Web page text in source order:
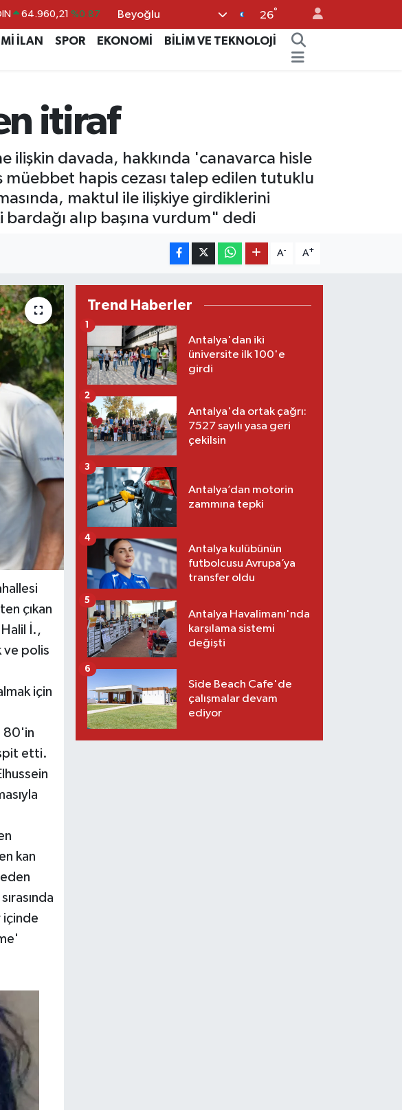
47,7436 %0.18
55,2510 %0.32
13.779 %-14
Beyoğlu 26°
İLAN SPOR EKONOMİ
BİLİM VE TEKNOLOJİ
itiraf
ilişkin davada, hakkında 'canavarca hisle
müebbet hapis cezası talep edilen tutuklu
maktul ile ilişkiye girdiklerini
bardağı alıp başına vurdum" dedi
A- A+
çıkan
İ.,
ve polis
için
80'in
etti.
kan
içinde
Trend Haberler
Antalya'dan iki
üniversite ilk 100'e
girdi
1
Antalya'da ortak çağrı:
7527 sayılı yasa geri
çekilsin
2
Antalya’dan motorin
zammına tepki
3
Antalya kulübünün
futbolcusu Avrupa’ya
transfer oldu
4
Antalya Havalimanı'nda
karşılama sistemi
değişti
5
Side Beach Cafe'de
çalışmalar devam
ediyor
6